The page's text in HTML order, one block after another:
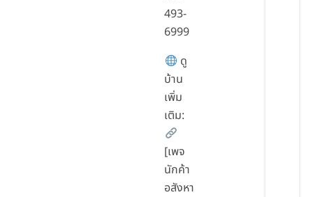
493-
6999
ดู
บ้าน
เพิ่ม
เติม:
[เพจ
นักค้า
อสังหา